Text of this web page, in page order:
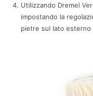
Utilizzando Dremel
impostando la
pietre sul lato esterno